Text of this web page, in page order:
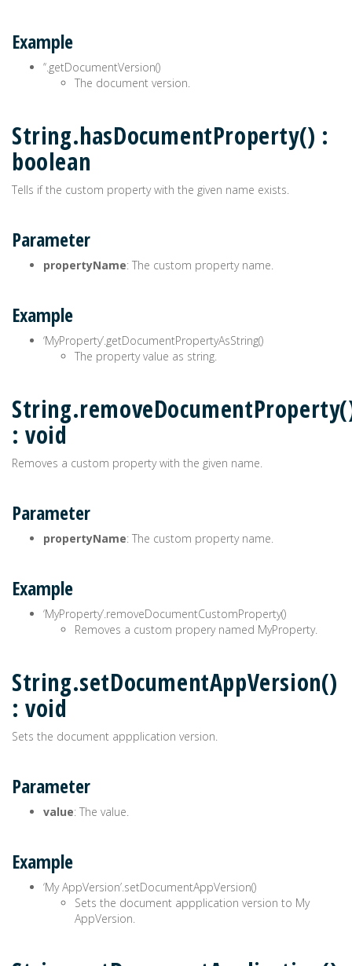
Example
’‘.getDocumentVersion()
The document version.
String.hasDocumentProperty() :
boolean
Tells if the custom property with the given name exists.
Parameter
propertyName: The custom property name.
Example
‘MyProperty’.getDocumentPropertyAsString()
The property value as string.
: void
Removes a custom property with the given name.
Parameter
propertyName: The custom property name.
Example
‘MyProperty’.removeDocumentCustomProperty()
Removes a custom propery named MyProperty.
String.setDocumentAppVersion()
: void
Sets the document appplication version.
Parameter
value: The value.
Example
‘My AppVersion’.setDocumentAppVersion()
Sets the document appplication version to My
AppVersion.